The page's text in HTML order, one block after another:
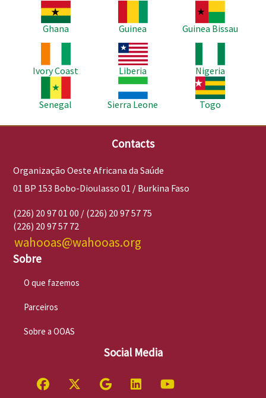
Imagem
Ghana
Guinea
Imagem
Guinea Bissau
Ivory Coast
Imagem
Liberia
Nigeria
Imagem
Senegal
Imagem
Sierra Leone
Imagem
Togo
Contacts
Organização Oeste Africana da Saúde
01 BP 153 Bobo-Dioulasso 01 / Burkina Faso
(226) 20 97 01 00 / (226) 20 97 57 75
(226) 20 97 57 72
wahooas@wahooas.org
Sobre
O que fazemos
Parceiros
Sobre a OOAS
Social Media